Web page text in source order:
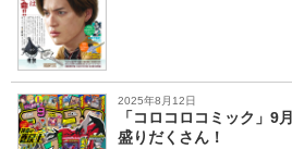
2025年8月12日
「コロコロコミック」9
盛りだくさん！